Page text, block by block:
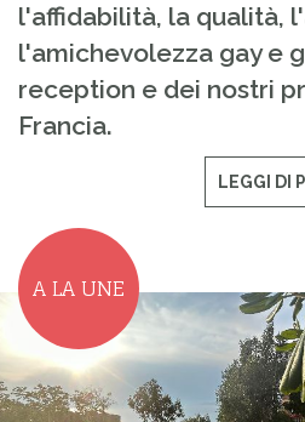
l'affidabilità, la qualità,
l'amichevolezza gay e
reception e dei nostri
Francia.
LEGGI DI
A LA UNE